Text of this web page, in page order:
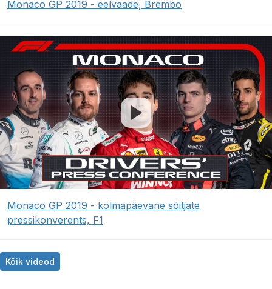
Monaco GP 2019 - eelvaade, Brembo
Monaco GP 2019 - kolmapäevane sõitjate
pressikonverents, F1
Kõik videod